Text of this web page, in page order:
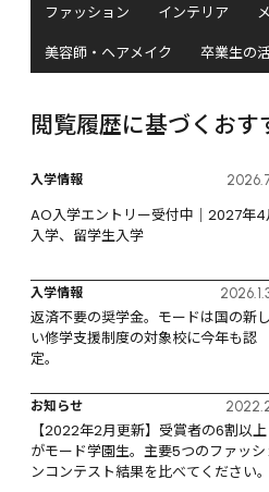
ファッション インテリア
美容師・ヘアメイク
卒業生の
閲覧履歴に基づくおす
入学情報
AO入学エントリー受付中｜2027年4
入学、留学生入学
入学情報
返済不要の奨学金。モードは国の新し
い修学支援制度の対象校に今年も認
定。
お知らせ
【2022年2月更新】受賞者の6割以上
がモード学園生。主要5つのファッシ
ンコンテスト結果を比べてください。